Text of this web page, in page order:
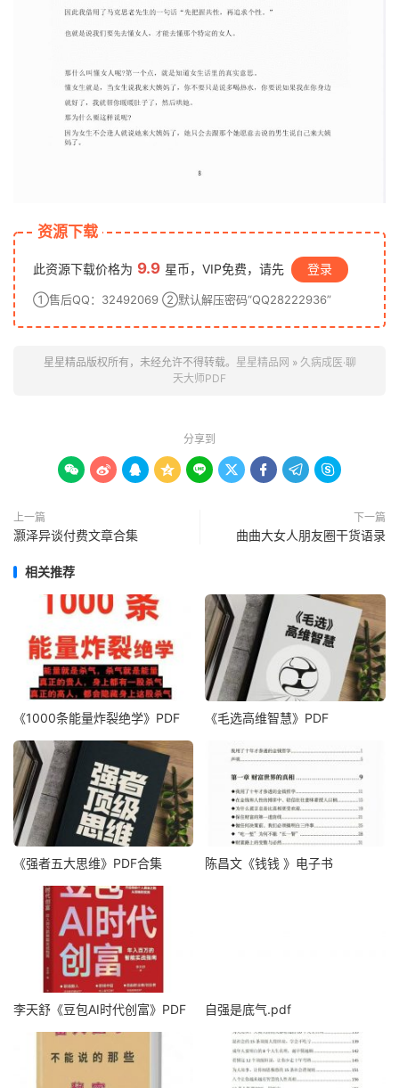
资源下载
此资源下载价格为 9.9 星币，VIP免费，请先 登录
①售后QQ：32492069 ②默认解压密码“QQ28222936”
星星精品版权所有，未经允许不得转载。 星星精品网 » 久病成医·聊
天大师PDF
分享到
        
上一篇
灏泽异谈付费文章合集
下一篇
曲曲大女人朋友圈干货语录
相关推荐
《1000‮能条‬‎量‮裂炸‬‎绝学》PDF 《毛‮高选‬维智慧》PDF
《强者五大思维》PDF合集 陈昌文《钱钱 》电子书
李天舒《豆包AI时代创富》PDF 自强是底气.pdf